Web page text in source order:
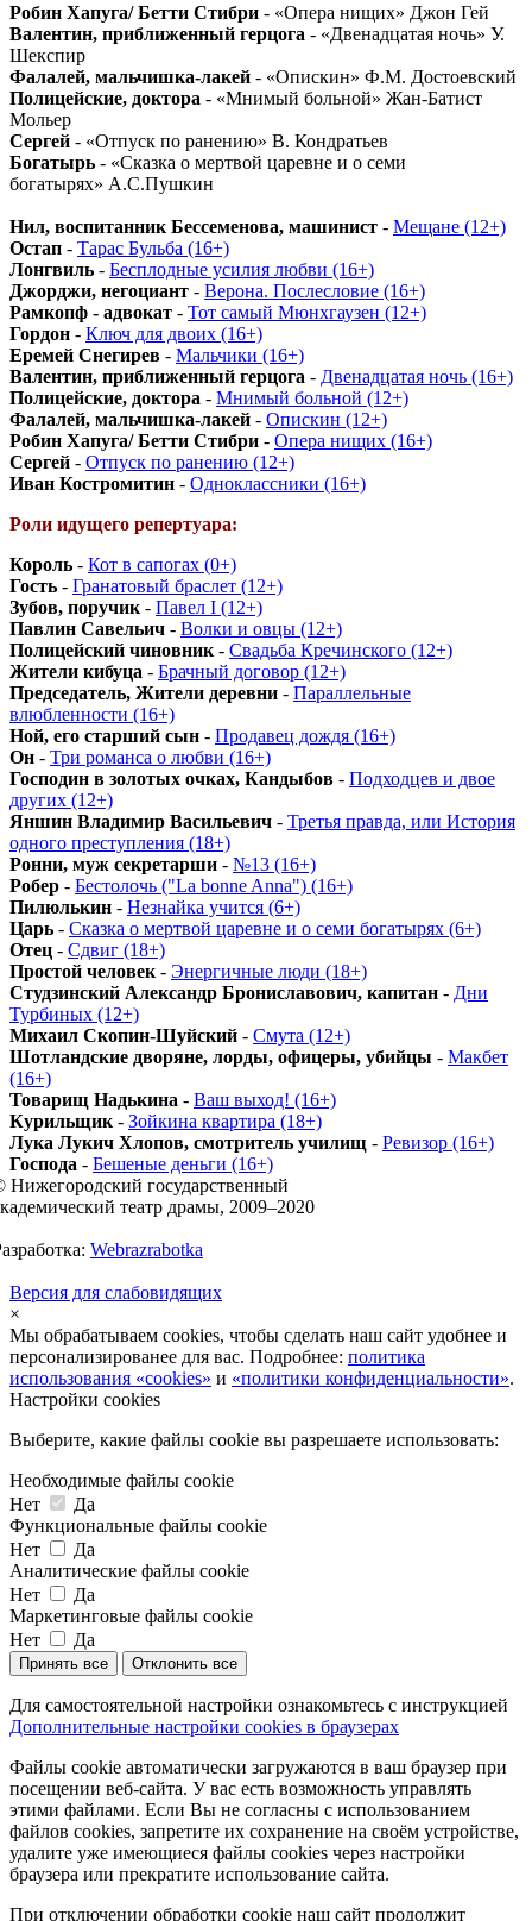
Робин Хапуга/ Бетти Стибри - «Опера нищих» Джон Гей
Валентин, приближенный герцога - «Двенадцатая ночь» У.
Шекспир
Фалалей, мальчишка-лакей - «Опискин» Ф.М. Достоевский
Полицейские, доктора - «Мнимый больной» Жан-Батист
Мольер
Сергей - «Отпуск по ранению» В. Кондратьев
Богатырь - «Сказка о мертвой царевне и о семи
богатырях» А.С.Пушкин
Нил, воспитанник Бессеменова, машинист - Мещане (12+)
Остап - Тарас Бульба (16+)
Лонгвиль - Бесплодные усилия любви (16+)
Джорджи, негоциант - Верона. Послесловие (16+)
Рамкопф - адвокат - Тот самый Мюнхгаузен (12+)
Гордон - Ключ для двоих (16+)
Еремей Снегирев - Мальчики (16+)
Валентин, приближенный герцога - Двенадцатая ночь (16+)
Полицейские, доктора - Мнимый больной (12+)
Фалалей, мальчишка-лакей - Опискин (12+)
Робин Хапуга/ Бетти Стибри - Опера нищих (16+)
Сергей - Отпуск по ранению (12+)
Иван Костромитин - Одноклассники (16+)
Роли идущего репертуара:
Король - Кот в сапогах (0+)
Гость - Гранатовый браслет (12+)
Зубов, поручик - Павел I (12+)
Павлин Савельич - Волки и овцы (12+)
Полицейский чиновник - Свадьба Кречинского (12+)
Жители кибуца - Брачный договор (12+)
Председатель, Жители деревни - Параллельные
влюбленности (16+)
Ной, его старший сын - Продавец дождя (16+)
Он - Три романса о любви (16+)
Господин в золотых очках, Кандыбов - Подходцев и двое
других (12+)
Яншин Владимир Васильевич - Третья правда, или История
одного преступления (18+)
Ронни, муж секретарши - №13 (16+)
Робер - Бестолочь ("La bonne Anna") (16+)
Пилюлькин - Незнайка учится (6+)
Царь - Сказка о мертвой царевне и о семи богатырях (6+)
Отец - Сдвиг (18+)
Простой человек - Энергичные люди (18+)
Студзинский Александр Брониславович, капитан - Дни
Турбиных (12+)
Михаил Скопин-Шуйский - Смута (12+)
Шотландские дворяне, лорды, офицеры, убийцы - Макбет
(16+)
Товарищ Надькина - Ваш выход! (16+)
Курильщик - Зойкина квартира (18+)
Лука Лукич Хлопов, смотритель училищ - Ревизор (16+)
Господа - Бешеные деньги (16+)
Нижегородский государственный
театр драмы, 2009–2020
Webrazrabotka
Версия для слабовидящих
×
Мы обрабатываем cookies, чтобы сделать наш сайт удобнее и
персонализированее для вас. Подробнее: политика
использования «cookies» и «политики конфиденциальности».
Настройки cookies
Выберите, какие файлы cookie вы разрешаете использовать:
Необходимые файлы cookie
Нет
Да
Функциональные файлы cookie
Нет
Да
Аналитические файлы cookie
Нет
Да
Маркетинговые файлы cookie
Нет
Да
Принять все Отклонить все
Для самостоятельной настройки ознакомьтесь с инструкцией
Дополнительные настройки cookies в браузерах
Файлы cookie автоматически загружаются в ваш браузер при
посещении веб-сайта. У вас есть возможность управлять
этими файлами. Если Вы не согласны с использованием
файлов cookies, запретите их сохранение на своём устройстве,
удалите уже имеющиеся файлы cookies через настройки
браузера или прекратите использование сайта.
При отключении обработки cookie наш сайт продолжит